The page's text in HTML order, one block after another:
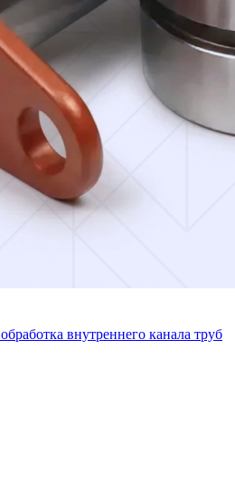
внутреннего канала труб